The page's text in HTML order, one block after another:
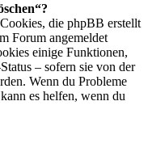
die phpBB erstellt
Forum angemeldet
einige Funktionen,
– sofern sie von der
Wenn du Probleme
es helfen, wenn du